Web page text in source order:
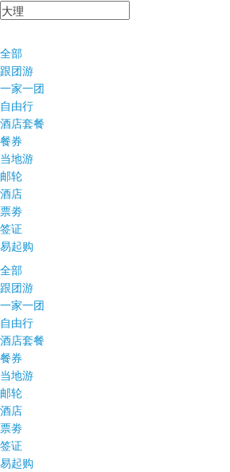
全部
跟团游
一家一团
自由行
酒店套餐
餐券
当地游
邮轮
酒店
票劵
签证
易起购
全部
跟团游
一家一团
自由行
酒店套餐
餐券
当地游
邮轮
酒店
票劵
签证
易起购